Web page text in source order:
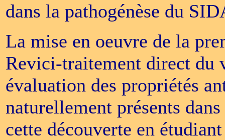
dans la pathogénèse du
La mise en oeuvre de la
Revici-traitement direct
évaluation des propriétés
naturellement présents
cette découverte en